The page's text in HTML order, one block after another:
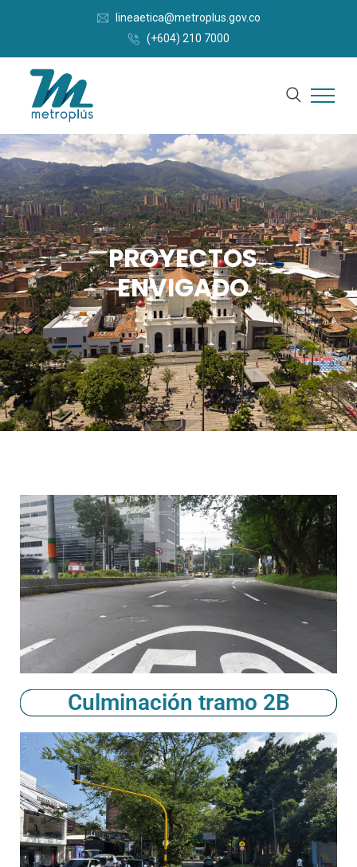
lineaetica@metroplus.gov.co
(+604) 210 7000
PROYECTOS
ENVIGADO
Culminación tramo 2B